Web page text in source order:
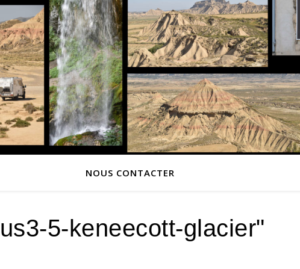
NOUS CONTACTER
5-keneecott-glacier"